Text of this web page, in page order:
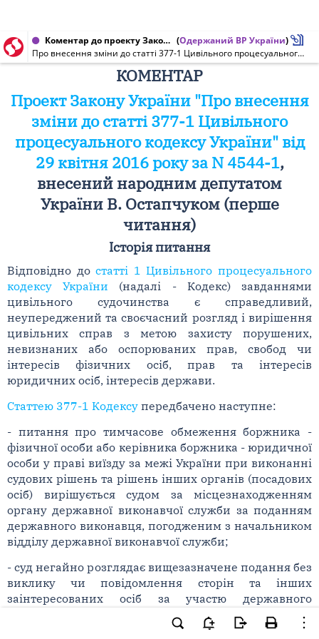
Коментар до проекту Закону України від 29.04.2016 № 4544-1 (Одержаний ВР України)
Про внесення зміни до статті 377-1 Цивільного процесуального кодексу України